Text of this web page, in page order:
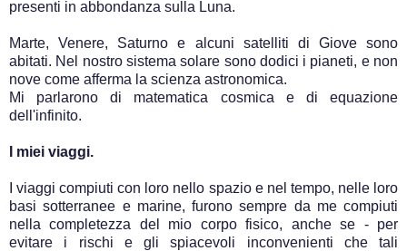
presenti in abbondanza sulla Luna.
Marte, Venere, Saturno e alcuni satelliti di Giove sono
abitati. Nel nostro sistema solare sono dodici i pianeti, e non
nove come afferma la scienza astronomica.
Mi parlarono di matematica cosmica e di equazione
dell'infinito.
I miei viaggi.
I viaggi compiuti con loro nello spazio e nel tempo, nelle loro
basi sotterranee e marine, furono sempre da me compiuti
nella completezza del mio corpo fisico, anche se - per
evitare i rischi e gli spiacevoli inconvenienti che tali